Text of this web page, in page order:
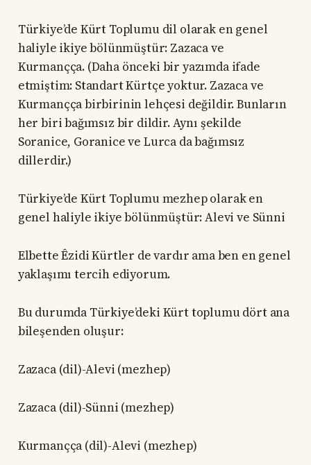
Türkiye’de Kürt Toplumu dil olarak en genel
haliyle ikiye bölünmüştür: Zazaca ve
Kurmançça. (Daha önceki bir yazımda ifade
etmiştim: Standart Kürtçe yoktur. Zazaca ve
Kurmançça birbirinin lehçesi değildir. Bunların
her biri bağımsız bir dildir. Aynı şekilde
Soranice, Goranice ve Lurca da bağımsız
dillerdir.)
Türkiye’de Kürt Toplumu mezhep olarak en
genel haliyle ikiye bölünmüştür: Alevi ve Sünni
Elbette Êzidi Kürtler de vardır ama ben en genel
yaklaşımı tercih ediyorum.
Bu durumda Türkiye’deki Kürt toplumu dört ana
bileşenden oluşur:
Zazaca (dil)-Alevi (mezhep)
Zazaca (dil)-Sünni (mezhep)
Kurmançça (dil)-Alevi (mezhep)